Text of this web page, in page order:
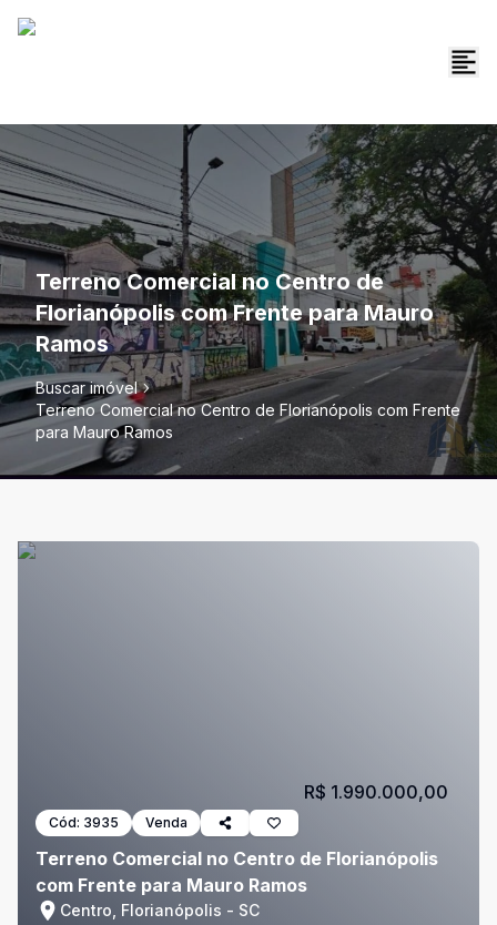
Terreno Comercial no Centro de
Florianópolis com Frente para Mauro
Ramos
Buscar imóvel
Terreno Comercial no Centro de Florianópolis com Frente
para Mauro Ramos
Cód: 3935 Venda
Terreno Comercial no Centro de Florianópolis
com Frente para Mauro Ramos
Centro, Florianópolis - SC
R$ 1.990.000,00